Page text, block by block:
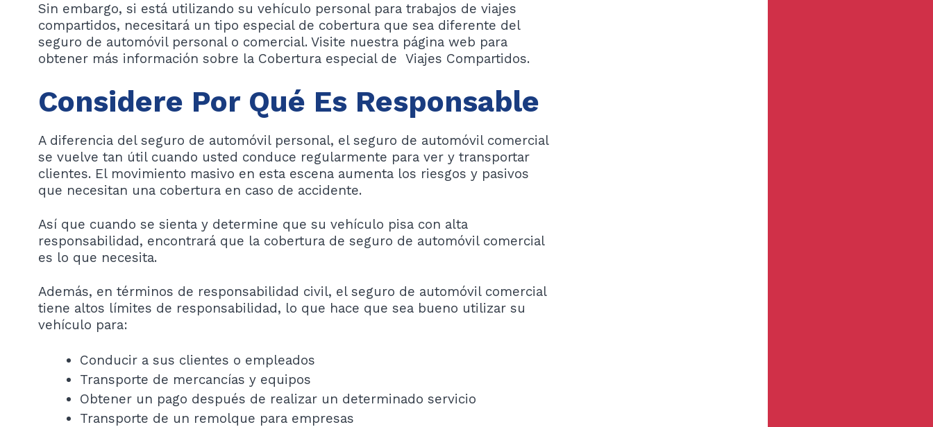
Sin embargo, si está utilizando su vehículo personal para trabajos de viajes
compartidos, necesitará un tipo especial de cobertura que sea diferente del
seguro de automóvil personal o comercial. Visite nuestra página web para
obtener más información sobre la Cobertura especial de Viajes Compartidos.
Considere Por Qué Es Responsable
A diferencia del seguro de automóvil personal, el seguro de automóvil comercial
se vuelve tan útil cuando usted conduce regularmente para ver y transportar
clientes. El movimiento masivo en esta escena aumenta los riesgos y pasivos
que necesitan una cobertura en caso de accidente.
Así que cuando se sienta y determine que su vehículo pisa con alta
responsabilidad, encontrará que la cobertura de seguro de automóvil comercial
es lo que necesita.
Además, en términos de responsabilidad civil, el seguro de automóvil comercial
tiene altos límites de responsabilidad, lo que hace que sea bueno utilizar su
vehículo para:
Conducir a sus clientes o empleados
Transporte de mercancías y equipos
Obtener un pago después de realizar un determinado servicio
Transporte de un remolque para empresas